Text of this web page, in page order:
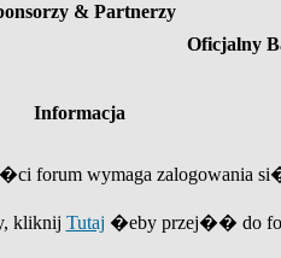
& Partnerzy
Oficjalny
Informacja
forum wymaga zalogowania
kliknij Tutaj �eby przej�� do